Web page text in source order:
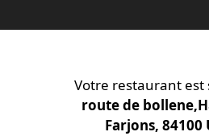
Votre restaurant est
route de
Farjons, 84100